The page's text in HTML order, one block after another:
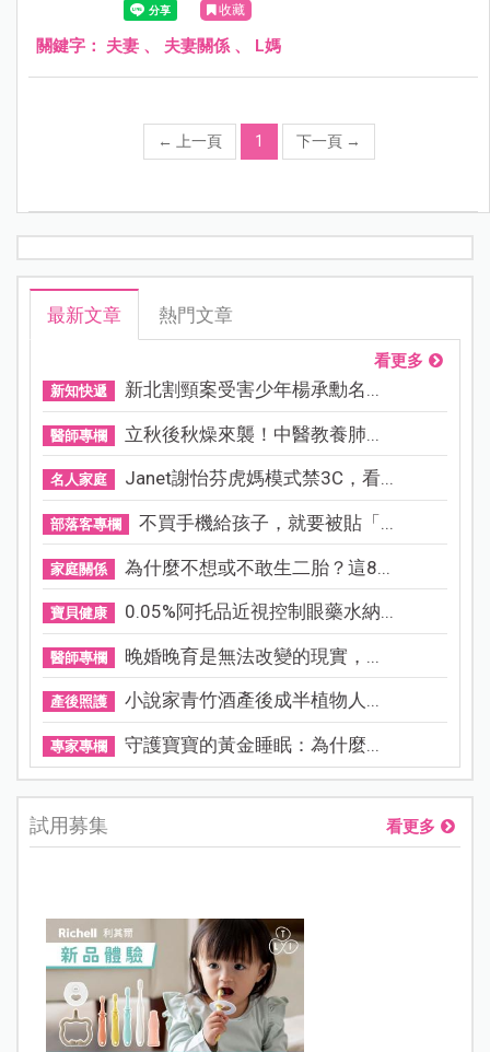
收藏
關鍵字： 夫妻 、 夫妻關係 、 L媽
← 上一頁 1 下一頁 →
最新文章 熱門文章
看更多
新知快遞 新北割頸案受害少年楊承勳名...
醫師專欄 立秋後秋燥來襲！中醫教養肺...
名人家庭 Janet謝怡芬虎媽模式禁3C，看...
部落客專欄 不買手機給孩子，就要被貼「...
家庭關係 為什麼不想或不敢生二胎？這8...
寶貝健康 0.05%阿托品近視控制眼藥水納...
醫師專欄 晚婚晚育是無法改變的現實，...
產後照護 小說家青竹酒產後成半植物人...
專家專欄 守護寶寶的黃金睡眠：為什麼...
試用募集 看更多